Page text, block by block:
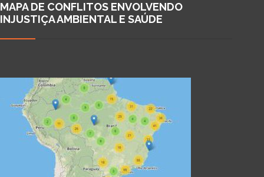
MAPA DE CONFLITOS ENVOLVENDO
INJUSTIÇA AMBIENTAL E SAÚDE